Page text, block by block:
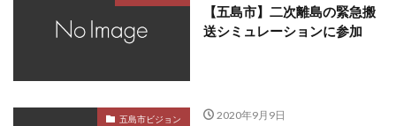
【五島市】二次離島の緊急搬
送シミュレーションに参加
五島市ビジョン 2020年9月9日